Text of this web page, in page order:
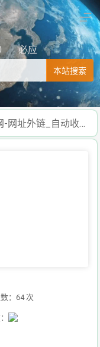
必应
本站搜索
忆海收录网-网址外链_自动收录网站_自助友情链接平台_网站广告_软文发布_站长交易_站长资源
：64 次